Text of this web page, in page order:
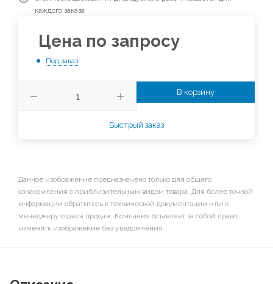
каждого заказа
Цена по запросу
Под заказ
В корзину
Быстрый заказ
Данное изображение предназначено только для общего
ознакомления с приблизительным видом товара. Для более точной
информации обратитесь к технической документации или к
менеджеру отдела продаж. Компания оставляет за собой право
изменять изображение без уведомления.